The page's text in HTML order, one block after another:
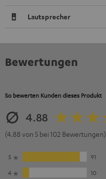
Lautsprecher
Bewertungen
So bewerten Kunden dieses Produkt
4.88
(4.88 von 5 bei 102 Bewertungen)
5
91
4
10